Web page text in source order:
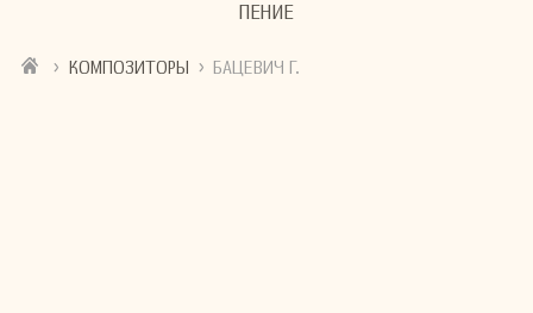
ПЕНИЕ
› КОМПОЗИТОРЫ › БАЦЕВИЧ Г.